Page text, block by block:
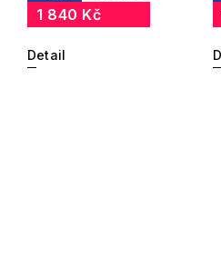
1 840 Kč
Detail